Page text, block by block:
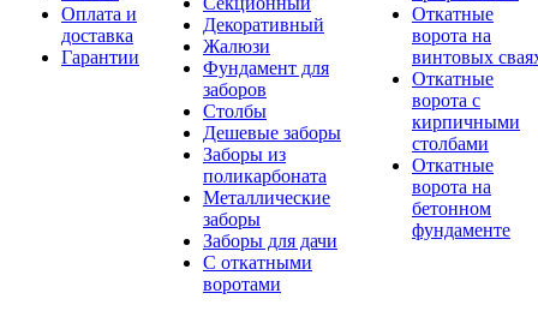
Оплата и
доставка
Гарантии
Декоративный
Жалюзи
Фундамент для
заборов
Столбы
Дешевые заборы
Заборы из
поликарбоната
Металлические
заборы
Заборы для дачи
С откатными
воротами
Откатные
ворота на
винтовых
Откатные
ворота с
кирпичными
столбами
Откатные
ворота на
бетонном
фундаменте